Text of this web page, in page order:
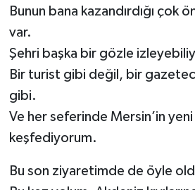
Bunun bana kazandırdığı çok
var.
Şehri başka bir gözle
Bir turist gibi değil, bir
gibi.
Ve her seferinde Mersin’in
keşfediyorum.
Bu son ziyaretimde de öyle